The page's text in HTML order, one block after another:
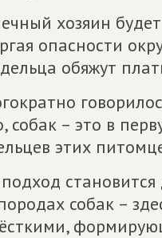
хозяин
опасности
обяжут
собак – это в
этих
собак –